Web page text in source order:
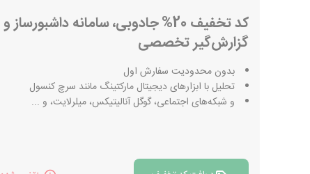
کد تخفیف 20% جادوبی، سامانه داشبورساز و
گزارش‌گیر تخصصی
بدون محدودیت سفارش اول
تحلیل‌ با ابزارهای دیجیتال مارکتینگ مانند سرچ کنسول
و شبکه‌های اجتماعی، گوگل آنالیتیکس، میلرلایت، و ...